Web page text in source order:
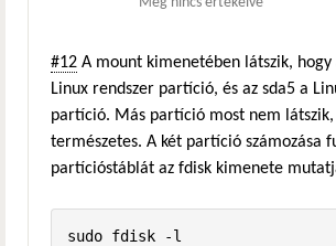
#12 A mount kimenetében látszik, hogy
Linux rendszer partíció, és az sda5 a
partíció. Más partíció most nem
természetes. A két partíció számozása
partícióstáblát az fdisk kimenete
sudo fdisk -l